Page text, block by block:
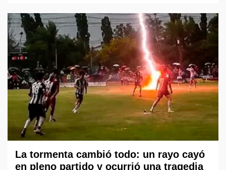
La tormenta cambió todo: un rayo cayó
en pleno partido y ocurrió una tragedia